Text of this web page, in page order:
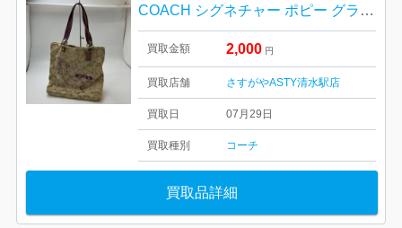
COACH シグネチャー ポピー グラフィティ トートバッグ
買取金額 2,000 円
買取店舗 さすがやASTY清水駅店
買取日 07月29日
買取種別 コーチ
買取品詳細